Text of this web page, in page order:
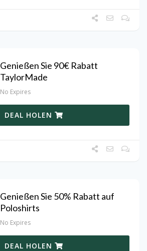
Genießen Sie 90€ Rabatt
TaylorMade
No Expires
DEAL HOLEN
Genießen Sie 50% Rabatt auf
Poloshirts
No Expires
DEAL HOLEN